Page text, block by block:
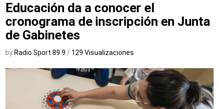
Educación da a conocer el
cronograma de inscripción en Junta
de Gabinetes
by Radio Sport 89.9 / 129 Visualizaciones